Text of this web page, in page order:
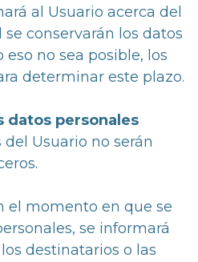
al Usuario acerca del
conservarán los datos
no sea posible, los
determinar este plazo.
datos personales
Usuario no serán
el momento en que se
se informará
destinatarios o las